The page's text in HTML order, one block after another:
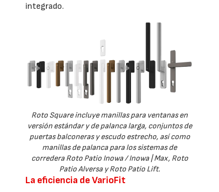
integrado.
Roto Square incluye manillas para ventanas en
versión estándar y de palanca larga, conjuntos de
puertas balconeras y escudo estrecho, así como
manillas de palanca para los sistemas de
corredera Roto Patio Inowa / Inowa | Max, Roto
Patio Alversa y Roto Patio Lift.
La eficiencia de VarioFit